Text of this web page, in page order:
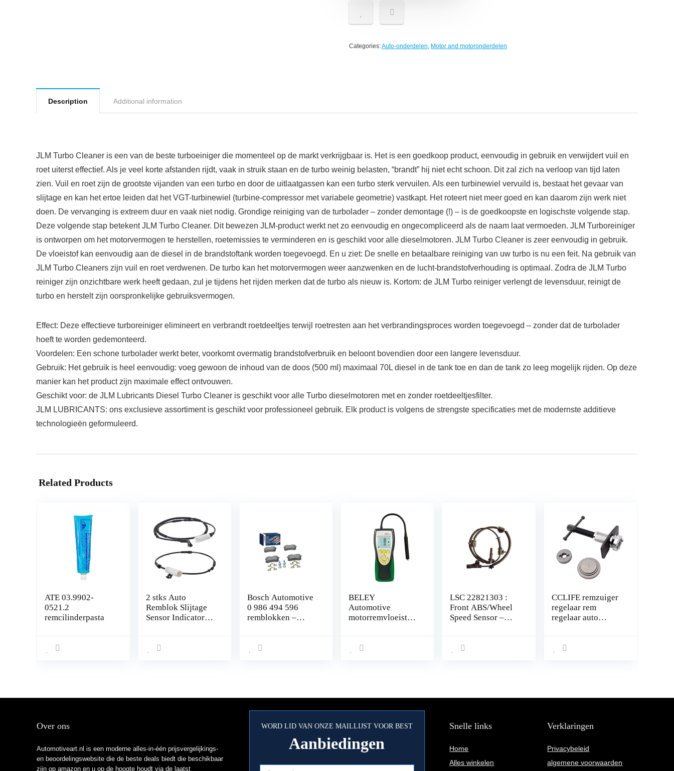
Categories:Auto-onderdelen, Motor and motoronderdelen
Description Additional information
JLM Turbo Cleaner is een van de beste turboeiniger die momenteel op de markt verkrijgbaar is. Het is een goedkoop product, eenvoudig in gebruik en verwijdert vuil en
roet uiterst effectief. Als je veel korte afstanden rijdt, vaak in struik staan en de turbo weinig belasten, “brandt” hij niet echt schoon. Dit zal zich na verloop van tijd laten
zien. Vuil en roet zijn de grootste vijanden van een turbo en door de uitlaatgassen kan een turbo sterk vervuilen. Als een turbinewiel vervuild is, bestaat het gevaar van
slijtage en kan het ertoe leiden dat het VGT-turbinewiel (turbine-compressor met variabele geometrie) vastkapt. Het roteert niet meer goed en kan daarom zijn werk niet
doen. De vervanging is extreem duur en vaak niet nodig. Grondige reiniging van de turbolader – zonder demontage (!) – is de goedkoopste en logischste volgende stap.
Deze volgende stap betekent JLM Turbo Cleaner. Dit bewezen JLM-product werkt net zo eenvoudig en ongecompliceerd als de naam laat vermoeden. JLM Turboreiniger
is ontworpen om het motorvermogen te herstellen, roetemissies te verminderen en is geschikt voor alle dieselmotoren. JLM Turbo Cleaner is zeer eenvoudig in gebruik.
De vloeistof kan eenvoudig aan de diesel in de brandstoftank worden toegevoegd. En u ziet: De snelle en betaalbare reiniging van uw turbo is nu een feit. Na gebruik van
JLM Turbo Cleaners zijn vuil en roet verdwenen. De turbo kan het motorvermogen weer aanzwenken en de lucht-brandstofverhouding is optimaal. Zodra de JLM Turbo
reiniger zijn onzichtbare werk heeft gedaan, zul je tijdens het rijden merken dat de turbo als nieuw is. Kortom: de JLM Turbo reiniger verlengt de levensduur, reinigt de
turbo en herstelt zijn oorspronkelijke gebruiksvermogen.
Effect: Deze effectieve turboreiniger elimineert en verbrandt roetdeeltjes terwijl roetresten aan het verbrandingsproces worden toegevoegd – zonder dat de turbolader
hoeft te worden gedemonteerd.
Voordelen: Een schone turbolader werkt beter, voorkomt overmatig brandstofverbruik en beloont bovendien door een langere levensduur.
Gebruik: Het gebruik is heel eenvoudig: voeg gewoon de inhoud van de doos (500 ml) maximaal 70L diesel in de tank toe en dan de tank zo leeg mogelijk rijden. Op deze
manier kan het product zijn maximale effect ontvouwen.
Geschikt voor: de JLM Lubricants Diesel Turbo Cleaner is geschikt voor alle Turbo dieselmotoren met en zonder roetdeeltjesfilter.
JLM LUBRICANTS: ons exclusieve assortiment is geschikt voor professioneel gebruik. Elk product is volgens de strengste specificaties met de modernste additieve
technologieën geformuleerd.
Related Products
ATE 03.9902-
0521.2
remcilinderpasta
2 stks Auto
Remblok Slijtage
Sensor Indicator
Achter Rechts
Bosch Automotive
0 986 494 596
remblokken –
vier remblokken
BELEY
Automotive
motorremvloeistoft
2,2 inch lcd-
or
LSC 22821303 :
Front ABS/Wheel
Speed Sensor –
van LSC
CCLIFE remzuiger
regelaar rem
regelaar auto
Over ons
Automotiveart.nl is een moderne alles-in-één prijsvergelijkings-
en beoordelingswebsite die de beste deals biedt die beschikbaar
zijn op amazon en u op de hoogte houdt via de laatst
WORD LID VAN ONZE MAILLIJST VOOR BEST
Aanbiedingen
Snelle links
Home
Alles winkelen
Verklaringen
Privacybeleid
algemene voorwaarden